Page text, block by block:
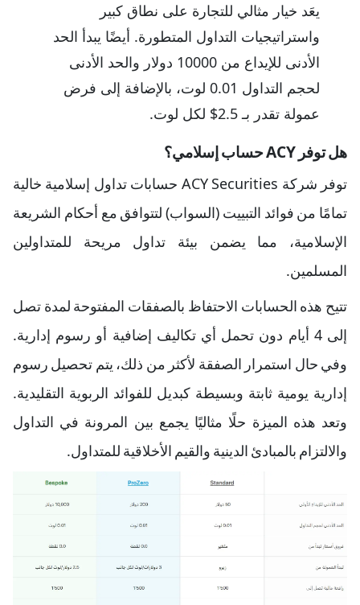
يعَد خيار مثالي للتجارة على نطاق كبير
واستراتيجيات التداول المتطورة. أيضًا يبدأ الحد
الأدنى للإيداع من 10000 دولار والحد الأدنى
لحجم التداول 0.01 لوت، بالإضافة إلى فرض
عمولة تقدر بـ 2.5$ لكل لوت.
هل توفر ACY حساب إسلامي؟
توفر شركة ACY Securities حسابات تداول إسلامية خالية
تمامًا من فوائد التبييت (السواب) لتتوافق مع أحكام الشريعة
الإسلامية، مما يضمن بيئة تداول مريحة للمتداولين
المسلمين.
تتيح هذه الحسابات الاحتفاظ بالصفقات المفتوحة لمدة تصل
إلى 4 أيام دون تحمل أي تكاليف إضافية أو رسوم إدارية.
وفي حال استمرار الصفقة لأكثر من ذلك، يتم تحصيل رسوم
إدارية يومية ثابتة وبسيطة كبديل للفوائد الربوية التقليدية.
وتعد هذه الميزة حلًا مثاليًا يجمع بين المرونة في التداول
والالتزام بالمبادئ الدينية والقيم الأخلاقية للمتداول.